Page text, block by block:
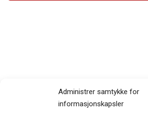
Administrer samtykke for
informasjonskapsler